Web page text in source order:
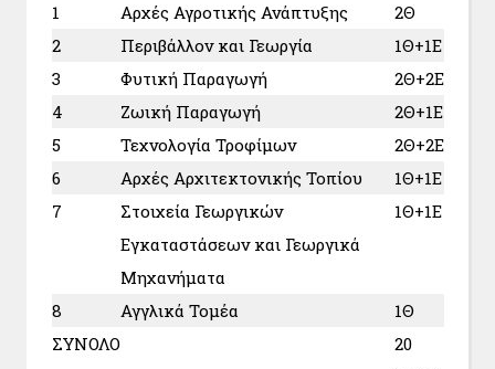
1
Αρχές Αγροτικής Ανάπτυξης
2Θ
2
Περιβάλλον και Γεωργία
1Θ+1Ε
3
Φυτική Παραγωγή
2Θ+2Ε
4
Ζωική Παραγωγή
2Θ+1Ε
5
Τεχνολογία Τροφίμων
2Θ+2Ε
6
Αρχές Αρχιτεκτονικής Τοπίου
1Θ+1Ε
7
Στοιχεία Γεωργικών
Εγκαταστάσεων και Γεωργικά
Μηχανήματα
1Θ+1Ε
8 Αγγλικά Τομέα
1Θ
ΣΥΝΟΛΟ
20